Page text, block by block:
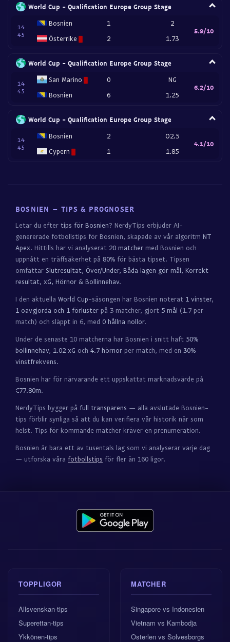
World Cup - Qualification Europe Group Stage
14
45
Bosnien
Österrike
1
2
2
1.73
5.9/10
World Cup - Qualification Europe Group Stage
14
45
San Marino
Bosnien
0
6
NG
1.25
6.2/10
World Cup - Qualification Europe Group Stage
14
45
Bosnien
Cypern
2
1
O2.5
1.85
4.1/10
BOSNIEN – TIPS & PROGNOSER
Letar du efter tips för Bosnien? NerdyTips erbjuder AI-
genererade fotbollstips för Bosnien, skapade av vår algoritm NT
Apex. Hittills har vi analyserat 20 matcher med Bosnien och
uppnått en träffsäkerhet på 80% för bästa tipset. Tipsen
omfattar Slutresultat, Över/Under, Båda lagen gör mål, Korrekt
resultat, xG, Hörnor & Bollinnehav.
I den aktuella World Cup-säsongen har Bosnien noterat 1 vinster,
1 oavgjorda och 1 förluster på 3 matcher, gjort 5 mål (1.7 per
match) och släppt in 6, med 0 hållna nollor.
Under de senaste 10 matcherna har Bosnien i snitt haft 50%
bollinnehav, 1.02 xG och 4.7 hörnor per match, med en 30%
vinstfrekvens.
Bosnien har för närvarande ett uppskattat marknadsvärde på
€77.80m.
NerdyTips bygger på full transparens — alla avslutade Bosnien-
tips förblir synliga så att du kan verifiera vår historik när som
helst. Tips för kommande matcher kräver en prenumeration.
Bosnien är bara ett av tusentals lag som vi analyserar varje dag
— utforska våra fotbollstips för fler än 160 ligor.
TOPPLIGOR
Allsvenskan-tips
Superettan-tips
Ykkönen-tips
MATCHER
Singapore vs Indonesien
Vietnam vs Kambodja
Osterlen vs Solvesborgs